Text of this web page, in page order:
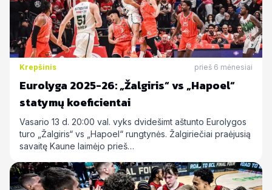
Krepšinis prieš 6 mėnesiai
Eurolyga 2025-26: „Žalgiris“ vs „Hapoel“
statymų koeficientai
Vasario 13 d. 20:00 val. vyks dvidešimt aštunto Eurolygos
turo „Žalgiris“ vs „Hapoel“ rungtynės. Žalgiriečiai praėjusią
savaitę Kaune laimėjo prieš…